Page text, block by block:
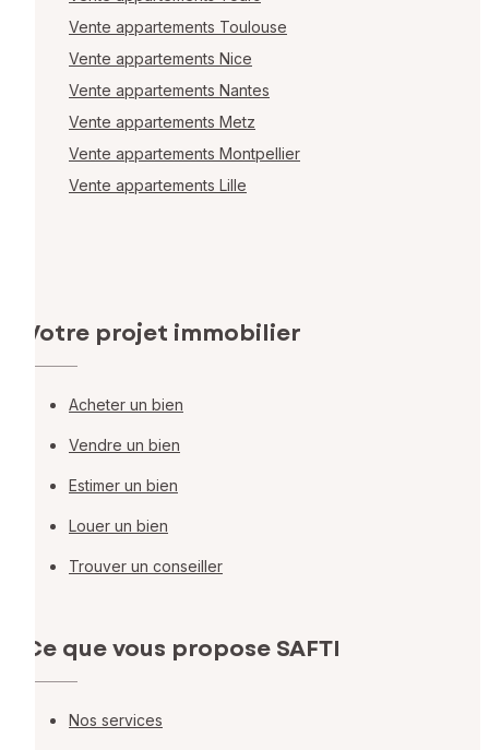
Vente appartements Toulouse
Vente appartements Nice
Vente appartements Nantes
Vente appartements Metz
Vente appartements Montpellier
Vente appartements Lille
Votre projet immobilier
Acheter un bien
Vendre un bien
Estimer un bien
Louer un bien
Trouver un conseiller
Ce que vous propose SAFTI
Nos services